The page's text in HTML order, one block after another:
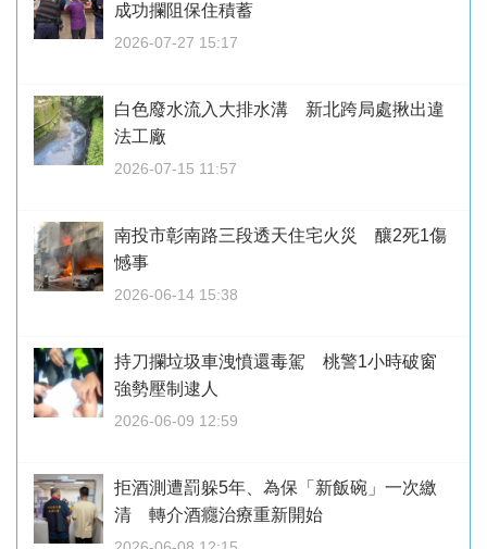
成功攔阻保住積蓄
2026-07-27 15:17
白色廢水流入大排水溝 新北跨局處揪出違
法工廠
2026-07-15 11:57
南投市彰南路三段透天住宅火災 釀2死1傷
憾事
2026-06-14 15:38
持刀攔垃圾車洩憤還毒駕 桃警1小時破窗
強勢壓制逮人
2026-06-09 12:59
拒酒測遭罰躲5年、為保「新飯碗」一次繳
清 轉介酒癮治療重新開始